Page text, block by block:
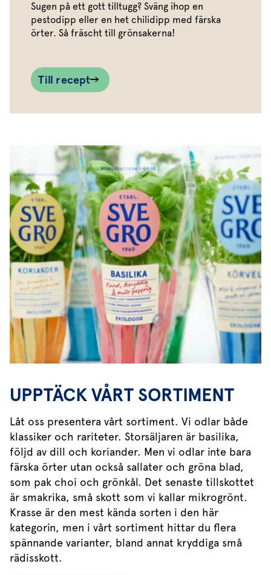
Sugen på ett gott tilltugg? Sväng ihop en
pestodipp eller en het chilidipp med färska
örter. Så fräscht till grönsakerna!
Till recept
UPPTÄCK VÅRT SORTIMENT
Låt oss presentera vårt sortiment. Vi odlar både
klassiker och rariteter. Storsäljaren är basilika,
följd av dill och koriander. Men vi odlar inte bara
färska örter utan också sallater och gröna blad,
som pak choi och grönkål. Det senaste tillskottet
är smakrika, små skott som vi kallar mikrogrönt.
Krasse är den mest kända sorten i den här
kategorin, men i vårt sortiment hittar du flera
spännande varianter, bland annat kryddiga små
rädisskott.